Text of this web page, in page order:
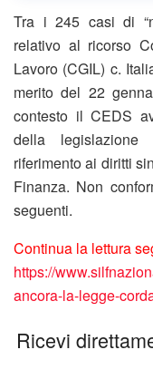
Tra i 245 casi di
relativo al ricorso
Lavoro (CGIL) c.
merito del 22
contesto il CEDS
della
riferimento ai diritti
Finanza. Non
seguenti.
Continua la lettura
https://
ancora-la-legge-
Ricevi